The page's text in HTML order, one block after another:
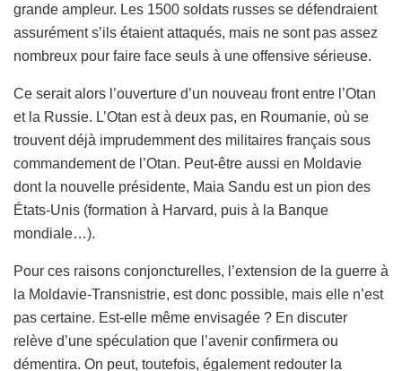
grande ampleur. Les 1500 soldats russes se défendraient
assurément s’ils étaient attaqués, mais ne sont pas assez
nombreux pour faire face seuls à une offensive sérieuse.
Ce serait alors l’ouverture d’un nouveau front entre l’Otan
et la Russie. L’Otan est à deux pas, en Roumanie, où se
trouvent déjà imprudemment des militaires français sous
commandement de l’Otan. Peut-être aussi en Moldavie
dont la nouvelle présidente, Maia Sandu est un pion des
États-Unis (formation à Harvard, puis à la Banque
mondiale…).
Pour ces raisons conjoncturelles, l’extension de la guerre à
la Moldavie-Transnistrie, est donc possible, mais elle n’est
pas certaine. Est-elle même envisagée ? En discuter
relève d’une spéculation que l’avenir confirmera ou
démentira. On peut, toutefois, également redouter la